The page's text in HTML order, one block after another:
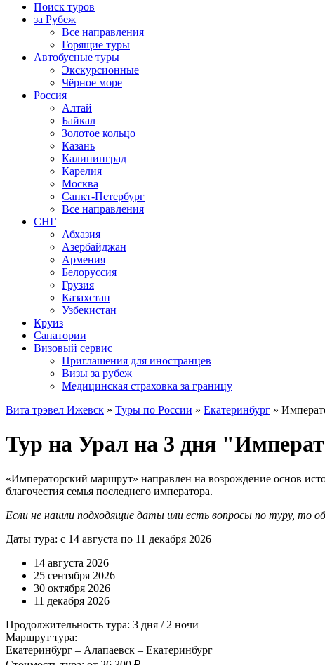
Поиск туров
за Рубеж
Все направления
Горящие туры
Автобусные туры
Экскурсионные
Чёрное море
Россия
Алтай
Байкал
Золотое кольцо
Казань
Калининград
Карелия
Москва
Санкт-Петербург
Все направления
СНГ
Абхазия
Азербайджан
Армения
Белоруссия
Грузия
Казахстан
Узбекистан
Круиз
Санатории
Визовый сервис
Приглашения для иностранцев
Визы за рубеж
Медицинская страховка за границу
Вита трэвел Ижевск » Туры по России » Екатеринбург »
Тур на Урал на 3 дня
«Императорский маршрут» направлен на возрождение основ
благочестия семья последнего императора.
Если не нашли подходящие даты или есть вопросы по туру, то
Даты тура: с 14 августа по 11 декабря 2026
14 августа 2026
25 сентября 2026
30 октября 2026
11 декабря 2026
Продолжительность тура: 3 дня / 2 ночи
Маршрут тура:
Екатеринбург – Алапаевск – Екатеринбург